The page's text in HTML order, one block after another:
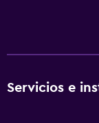
Servicios e